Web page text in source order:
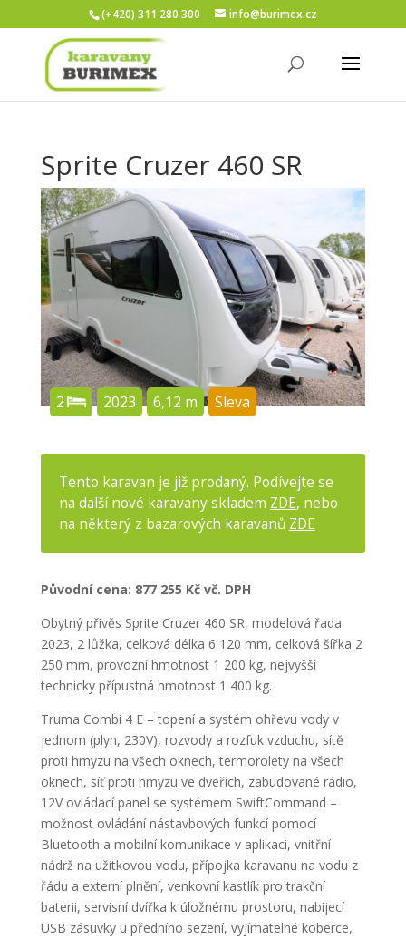
(+420) 311 280 300 info@burimex.cz
Sprite Cruzer 460 SR
2 2023 6,12 m Sleva
Tento karavan je již prodaný. Podívejte se
na další nové karavany skladem ZDE, nebo
na některý z bazarových karavanů ZDE
Původní cena: 877 255 Kč vč. DPH
Obytný přívěs Sprite Cruzer 460 SR, modelová řada
2023, 2 lůžka, celková délka 6 120 mm, celková šířka 2
250 mm, provozní hmotnost 1 200 kg, nejvyšší
technicky přípustná hmotnost 1 400 kg.
Truma Combi 4 E – topení a systém ohřevu vody v
jednom (plyn, 230V), rozvody a rozfuk vzduchu, sítě
proti hmyzu na všech oknech, termorolety na všech
oknech, síť proti hmyzu ve dveřích, zabudované rádio,
12V ovládací panel se systémem SwiftCommand –
možnost ovládání nástavbových funkcí pomocí
Bluetooth a mobilní komunikace v aplikaci, vnitřní
nádrž na užitkovou vodu, přípojka karavanu na vodu z
řádu a externí plnění, venkovní kastlík pro trakční
baterii, servisní dvířka k úložnému prostoru, nabíjecí
USB zásuvky u předního sezení, vyjímatelné koberce,